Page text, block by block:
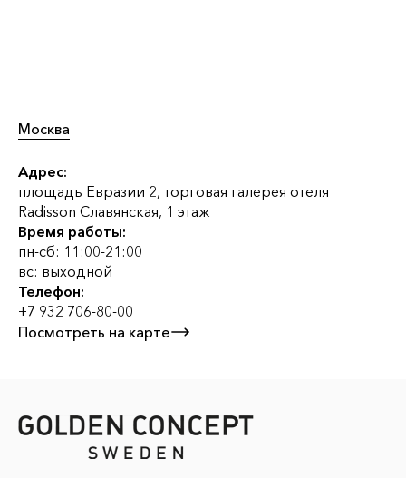
Москва
Адрес:
площадь Евразии 2, торговая галерея отеля
Radisson Славянская, 1 этаж
Время работы:
пн-сб: 11:00-21:00
вс: выходной
Телефон:
+7 932 706-80-00
Посмотреть на карте